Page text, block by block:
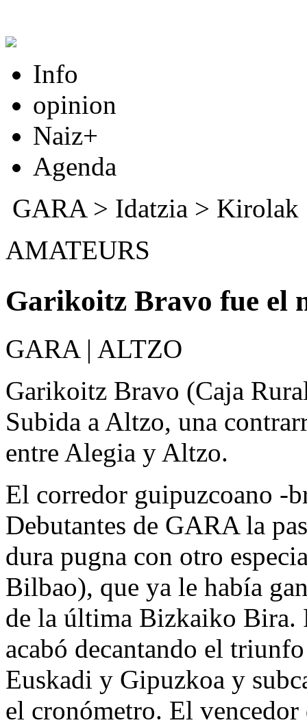
Info
opinion
Naiz+
Agenda
GARA> Idatzia >
AMATEURS
Garikoitz Bravo fue
GARA | ALTZO
Garikoitz Bravo (Caja
Subida a Altzo, una
entre Alegia y Altzo.
El corredor guipuzcoano -
Debutantes de GARA la
dura pugna con otro
Bilbao), que ya le había
de la última Bizkaiko Bira.
acabó decantando el
Euskadi y Gipuzkoa y
el cronómetro. El